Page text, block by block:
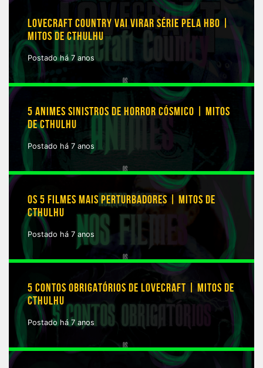
LOVECRAFT COUNTRY VAI VIRAR SÉRIE PELA HBO |
MITOS DE CTHULHU
Postado há 7 anos
5 ANIMES SINISTROS DE HORROR CÓSMICO | MITOS
DE CTHULHU
Postado há 7 anos
OS 5 FILMES MAIS PERTURBADORES | MITOS DE
CTHULHU
Postado há 7 anos
5 CONTOS OBRIGATÓRIOS DE LOVECRAFT | MITOS DE
CTHULHU
Postado há 7 anos